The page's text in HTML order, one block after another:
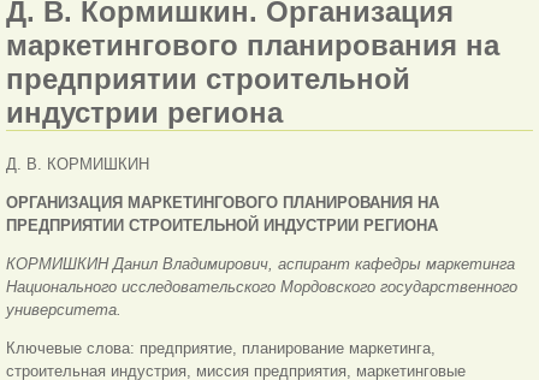
Д. В. Кормишкин. Организация
маркетингового планирования на
предприятии строительной
индустрии региона
Д. В. КОРМИШКИН
ОРГАНИЗАЦИЯ МАРКЕТИНГОВОГО ПЛАНИРОВАНИЯ НА
ПРЕДПРИЯТИИ СТРОИТЕЛЬНОЙ ИНДУСТРИИ РЕГИОНА
КОРМИШКИН Данил Владимирович, аспирант кафедры маркетинга
Национального исследовательского Мордовского государственного
университета.
Ключевые слова: предприятие, планирование маркетинга,
строительная индустрия, миссия предприятия, маркетинговые